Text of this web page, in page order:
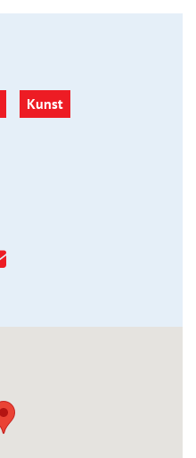
Kunst